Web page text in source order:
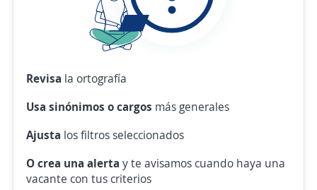
Revisa la ortografía
Usa sinónimos o cargos más generales
Ajusta los filtros seleccionados
O crea una alerta y te avisamos cuando haya una
vacante con tus criterios